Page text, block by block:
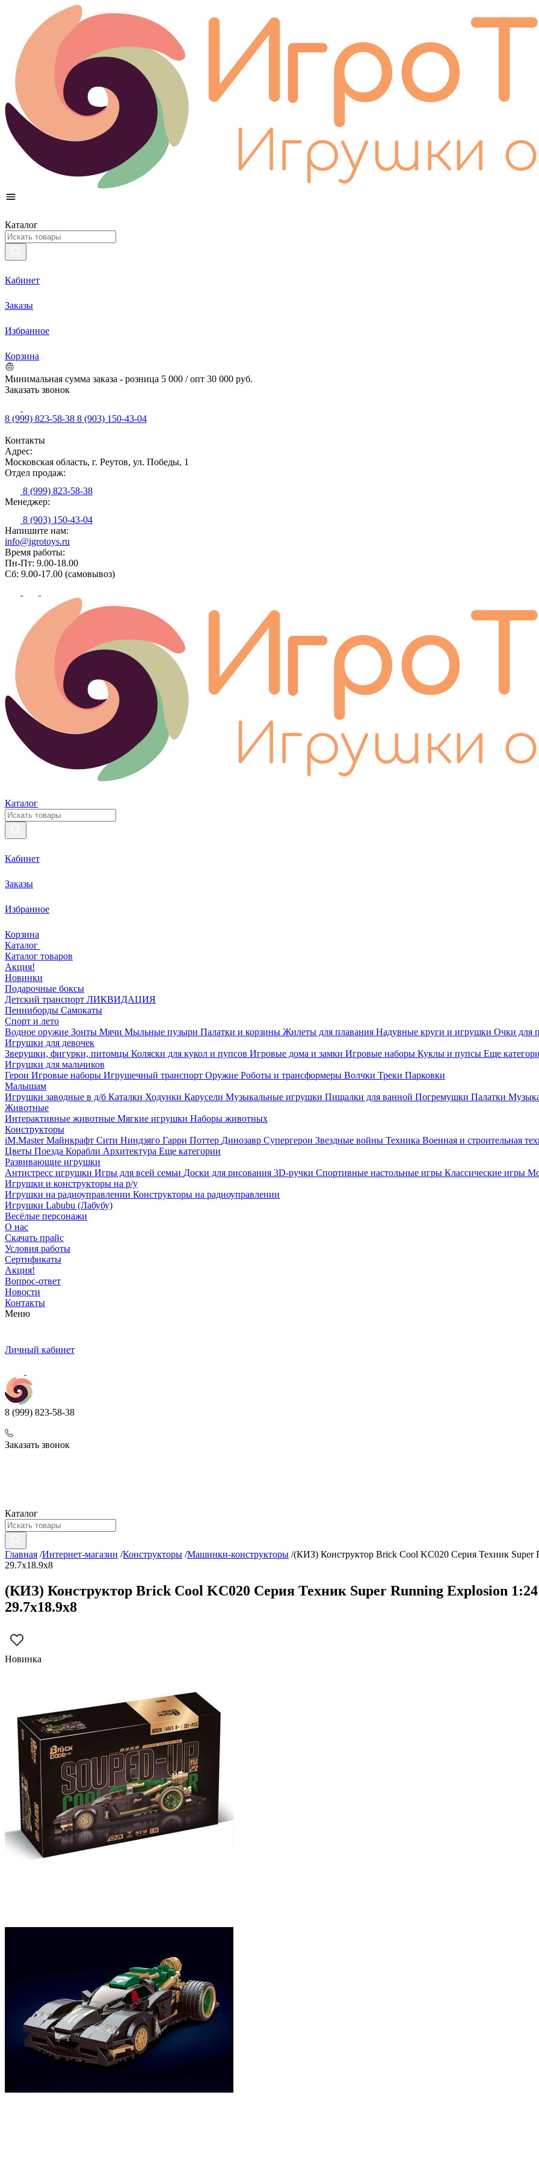
Каталог
Кабинет
Заказы
Избранное
Корзина
Минимальная сумма заказа - розница 5 000 / опт 30 000 руб.
Заказать звонок
8 (999) 823-58-38 8 (903) 150-43-04
Контакты
Адрес:
Московская область, г. Реутов, ул. Победы, 1
Отдел продаж:
8 (999) 823-58-38
Менеджер:
8 (903) 150-43-04
Напишите нам:
info@igrotoys.ru
Время работы:
Пн-Пт: 9.00-18.00
Сб: 9.00-17.00 (самовывоз)
Каталог
Кабинет
Заказы
Избранное
Корзина
Каталог
Каталог товаров
Акция!
Новинки
Подарочные боксы
Детский транспорт ЛИКВИДАЦИЯ
Пенниборды Самокаты
Спорт и лето
Водное оружие Зонты Мячи Мыльные пузыри Палатки и корзины Жилеты для плавания Надувные круги и игрушки Очки для
Игрушки для девочек
Зверушки, фигурки, питомцы Коляски для кукол и пупсов Игровые дома и замки Игровые наборы Куклы и пупсы Еще
Игрушки для мальчиков
Герои Игровые наборы Игрушечный транспорт Оружие Роботы и трансформеры Волчки Треки Парковки
Малышам
Игрушки заводные в д/б Каталки Ходунки Карусели Музыкальные игрушки Пищалки для ванной Погремушки Палатки
Животные
Интерактивные животные Мягкие игрушки Наборы животных
Конструкторы
iM.Master Майнкрафт Сити Ниндзяго Гарри Поттер Динозавр Супергерои Звездные войны Техника Военная и строительная
Цветы Поезда Корабли Архитектура Еще категории
Развивающие игрушки
Антистресс игрушки Игры для всей семьи Доски для рисования 3D-ручки Спортивные настольные игры Классические игры
Игрушки и конструкторы на р/у
Игрушки на радиоуправлении Конструкторы на радиоуправлении
Игрушки Labubu (Лабубу)
Весёлые персонажи
О нас
Скачать прайс
Условия работы
Сертификаты
Акция!
Вопрос-ответ
Новости
Контакты
Меню
Личный кабинет
8 (999) 823-58-38
Заказать звонок
Каталог
Главная /Интернет-магазин /Конструкторы /Машинки-конструкторы /(КИЗ) Конструктор Brick Cool KC020 Серия Техник Super
29.7х18.9х8
(КИЗ) Конструктор Brick Cool KC020 Серия Техник Super Running Explosion
29.7х18.9х8
Новинка